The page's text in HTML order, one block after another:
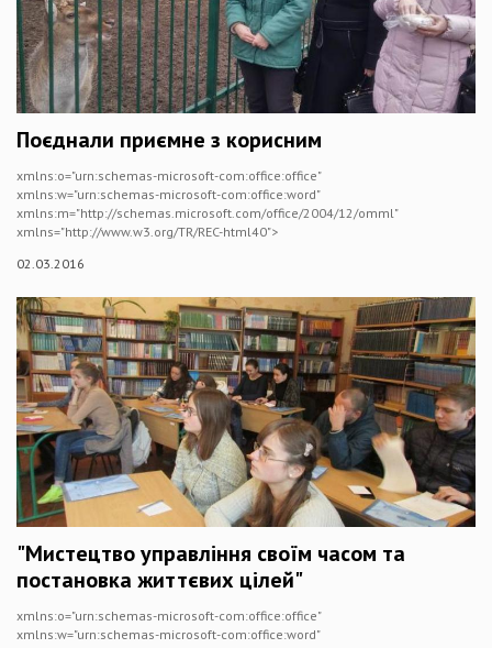
Поєднали приємне з корисним
xmlns:o="urn:schemas-microsoft-com:office:office"
xmlns:w="urn:schemas-microsoft-com:office:word"
xmlns:m="http://schemas.microsoft.com/office/2004/12/omml"
xmlns="http://www.w3.org/TR/REC-html40">
02.03.2016
"Мистецтво управління своїм часом та
постановка життєвих цілей"
xmlns:o="urn:schemas-microsoft-com:office:office"
xmlns:w="urn:schemas-microsoft-com:office:word"